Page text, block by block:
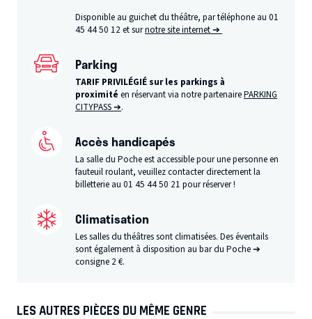
Disponible au guichet du théâtre, par téléphone au 01
45 44 50 12 et surnotre site internet ➔
Parking
TARIF PRIVILÉGIÉ sur les parkings à
proximité en réservant via notre partenairePARKING
CITYPASS ➔.
Accès handicapés
La salle du Poche est accessible pour une personne en
fauteuil roulant, veuillez contacter directement la
billetterie au 01 45 44 50 21 pour réserver !
Climatisation
Les salles du théâtres sont climatisées. Des éventails
sont également à disposition au bar du Poche ➔
consigne 2 €.
LES AUTRES PIÈCES DU MÊME GENRE